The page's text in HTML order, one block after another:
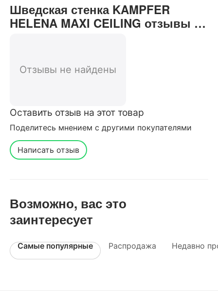
Шведская стенка KAMPFER
HELENA MAXI CEILING отзывы от
Отзывы не найдены
Оставить отзыв на этот товар
Поделитесь мнением с другими покупателями
Написать отзыв
Возможно, вас это
заинтересует
Самые популярные Распродажа Недавно